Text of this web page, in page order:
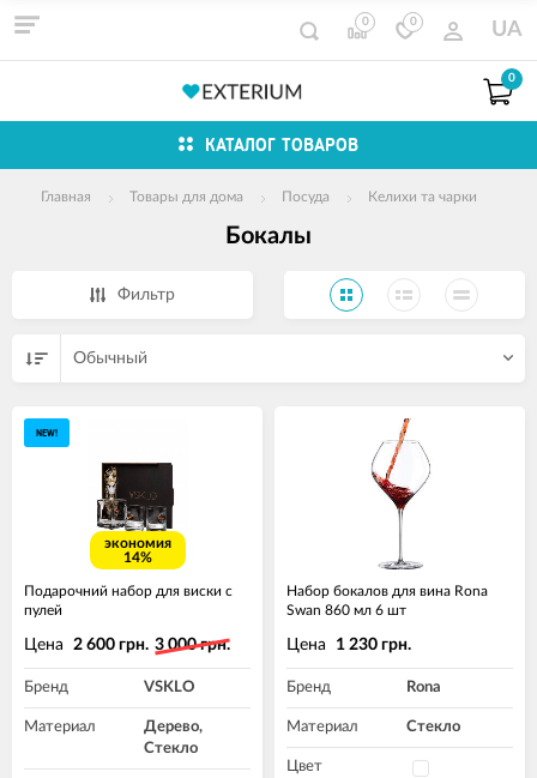
0 0 UA
0
КАТАЛОГ ТОВАРОВ
Главная Товары для дома Посуда Келихи та чарки
Бокалы
Фильтр
Обычный
NEW!
экономия
14%
Подарочний набор для виски с
пулей
Цена 2 600 грн. 3 000 грн.
Бренд VSKLO
Материал
Дерево,
Стекло
Набор бокалов для вина Rona
Swan 860 мл 6 шт
Цена 1 230 грн.
Бренд Rona
Материал Стекло
Цвет